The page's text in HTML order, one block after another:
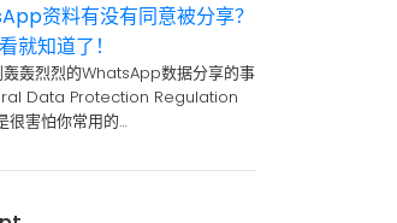
资料有没有同意被分享？
就知道了！
轰轰烈烈的WhatsApp数据分享的事
Data Protection Regulation
很害怕你常用的…